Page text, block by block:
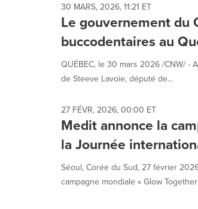
30 MARS, 2026, 11:21 ET
Le gouvernement du
buccodentaires au
QUÉBEC, le 30 mars 2026 /CNW/ -
de Steeve Lavoie, député de...
27 FÉVR, 2026, 00:00 ET
Medit annonce la
la Journée
Séoul, Corée du Sud, 27 février
campagne mondiale « Glow